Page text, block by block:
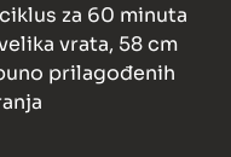
za 60 minuta
vrata, 58 cm
prilagođenih